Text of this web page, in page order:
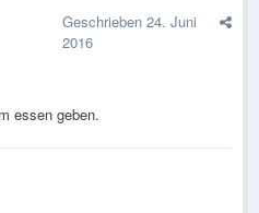
Geschrieben 24. Juni
2016
essen geben.